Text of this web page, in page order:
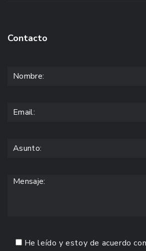
Contacto
He leído y estoy de acuerdo